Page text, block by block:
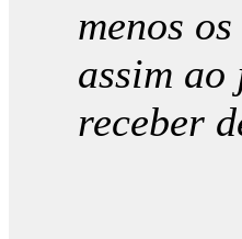
menos
assim
receber